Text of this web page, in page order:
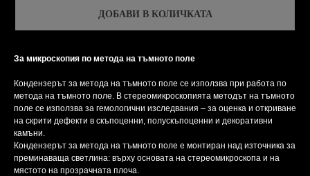
ДОБАВИ В КОЛИЧКАТА
За микроскопия по метода на тъмното поле
Кондензерът за метода на тъмното поле се използва при работа по
метода на тъмното поле. В стереомикроскопията методът на тъмното
поле се използва за гемологични изследвания – за оценка и откриване
на скрити дефекти в скъпоценни, полускъпоценни и декоративни
камъни.
Кондензерът за метода на тъмното поле е монтиран над източника за
преминаваща светлина: върху основата на стереомикроскопа и на
мястото на прозрачната плоча.